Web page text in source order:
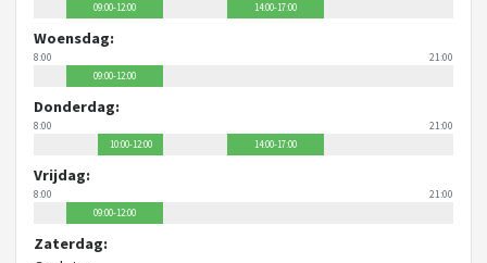
09:00-12:00 14:00-17:00
Woensdag:
8:00 21:00
09:00-12:00
Donderdag:
8:00 21:00
14:00-17:00
10:00-12:00
Vrijdag:
8:00 21:00
09:00-12:00
Zaterdag: